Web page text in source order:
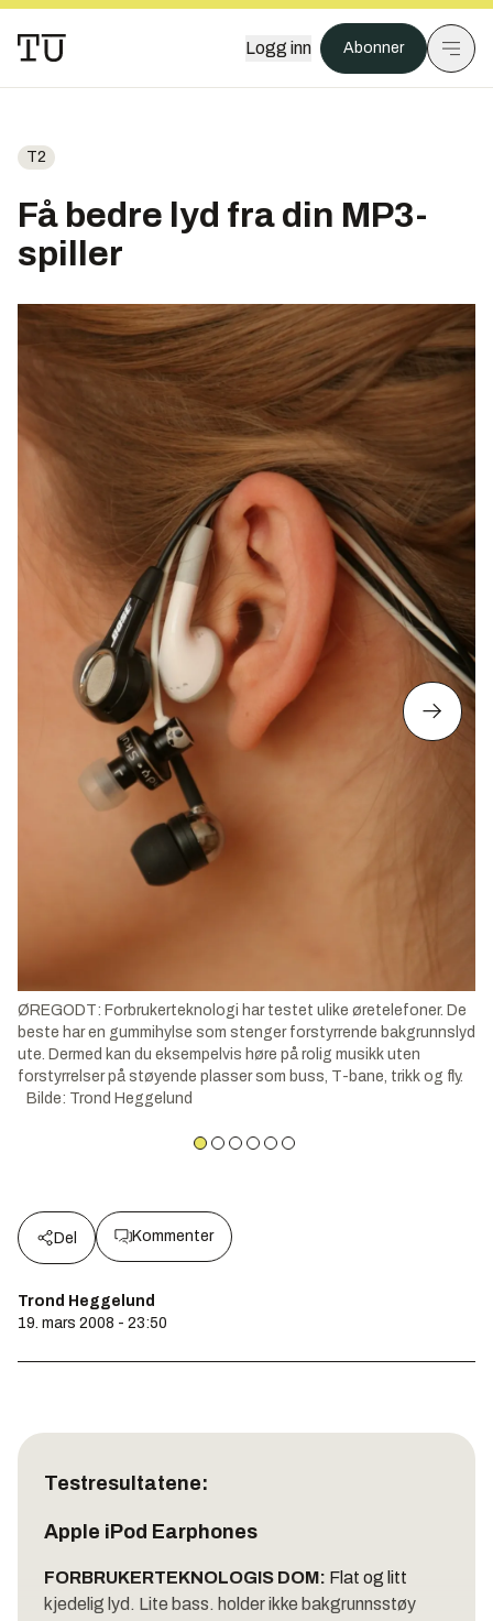
Logg inn Abonner
T2
Få bedre lyd fra din MP3-
spiller
ØREGODT: Forbrukerteknologi har testet ulike øretelefoner. De
beste har en gummihylse som stenger forstyrrende bakgrunnslyd
ute. Dermed kan du eksempelvis høre på rolig musikk uten
forstyrrelser på støyende plasser som buss, T-bane, trikk og fly.
Bilde: Trond Heggelund
Del Kommenter
Trond Heggelund
19. mars 2008 - 23:50
Testresultatene:
Apple iPod Earphones
FORBRUKERTEKNOLOGIS DOM: Flat og litt
kjedelig lyd. Lite bass. holder ikke bakgrunnsstøy